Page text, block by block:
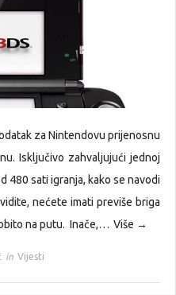
za Nintendovu prijenosnu
Isključivo zahvaljujući jednoj
480 sati igranja, kako se navodi
nećete imati previše briga
na putu. Inače,… Više →
in Vijesti